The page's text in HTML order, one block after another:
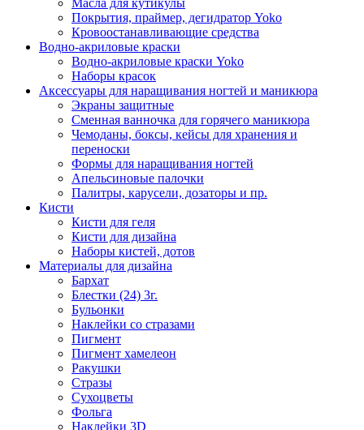
Масла для кутикулы
Покрытия, праймер, дегидратор Yoko
Кровоостанавливающие средства
Водно-акриловые краски
Водно-акриловые краски Yoko
Наборы красок
Аксессуары для наращивания ногтей и маникюра
Экраны защитные
Сменная ванночка для горячего маникюра
Чемоданы, боксы, кейсы для хранения и
переноски
Формы для наращивания ногтей
Апельсиновые палочки
Палитры, карусели, дозаторы и пр.
Кисти
Кисти для геля
Кисти для дизайна
Наборы кистей, дотов
Материалы для дизайна
Бархат
Блестки (24) 3г.
Бульонки
Наклейки со стразами
Пигмент
Пигмент хамелеон
Ракушки
Стразы
Сухоцветы
Фольга
Наклейки 3D